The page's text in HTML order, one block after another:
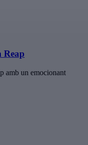
Reap
amb un emocionant